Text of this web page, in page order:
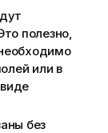
полезно,
или в
без